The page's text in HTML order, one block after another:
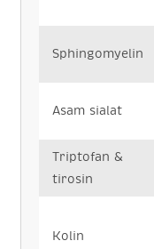
Sphingomyelin
Asam sialat
Triptofan &
tirosin
Kolin